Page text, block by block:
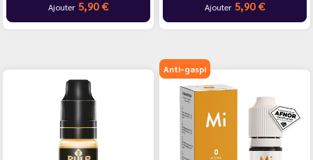
Ajouter 5,90 € Ajouter 5,90 €
Anti-gaspi